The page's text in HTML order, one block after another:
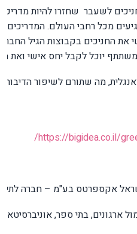
שחזרו להיות
מכל רחבי העולם. המדריכים
יוכל לקבל יחס אישי ואת
מה שתורם לשיפור
https://bigidea.co.il/
/
אקספרטס בע"מ – חברה
מול ארגונים, בתי ספר,